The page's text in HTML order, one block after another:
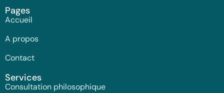
Pages
Accueil
A propos
Contact
Services
Consultation philosophique